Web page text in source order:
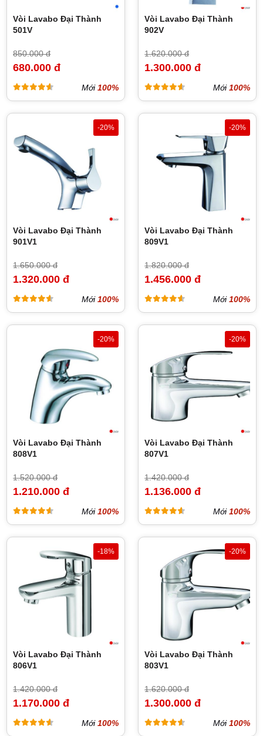
Vòi Lavabo Đại Thành
501V
850.000 đ
680.000 đ
Mới100%
Vòi Lavabo Đại Thành
902V
1.620.000 đ
1.300.000 đ
Mới100%
-20%
Vòi Lavabo Đại Thành
901V1
1.650.000 đ
1.320.000 đ
Mới100%
-20%
Vòi Lavabo Đại Thành
809V1
1.820.000 đ
1.456.000 đ
Mới100%
-20%
Vòi Lavabo Đại Thành
808V1
1.520.000 đ
1.210.000 đ
Mới100%
-20%
Vòi Lavabo Đại Thành
807V1
1.420.000 đ
1.136.000 đ
Mới100%
-18%
Vòi Lavabo Đại Thành
806V1
1.420.000 đ
1.170.000 đ
Mới100%
-20%
Vòi Lavabo Đại Thành
803V1
1.620.000 đ
1.300.000 đ
Mới100%